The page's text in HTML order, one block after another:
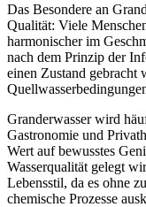
Das Besondere an
Qualität: Viele
harmonischer im
nach dem Prinzip der
einen Zustand gebracht
Granderwasser wird
Gastronomie und
Wert auf bewusstes
Wasserqualität gelegt
Lebensstil, da es ohne
chemische Prozesse